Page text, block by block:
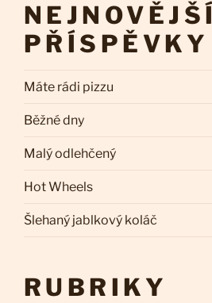
NEJNOVĚJŠÍ
PŘÍSPĚVKY
Máte rádi pizzu
Běžné dny
Malý odlehčený
Hot Wheels
Šlehaný jablkový koláč
RUBRIKY